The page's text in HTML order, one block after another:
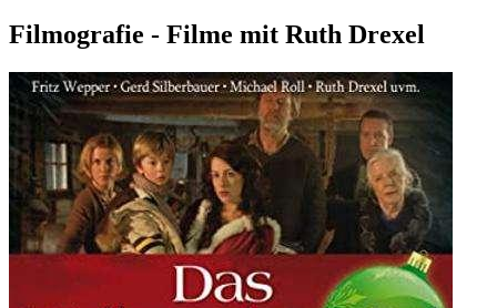
Filmografie - Filme mit Ruth Drexel